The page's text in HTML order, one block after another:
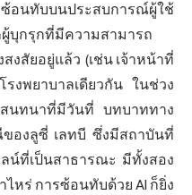
ซ้อนทับบนประสบการณ์ผู้ใช้
บุกรุกที่มีความสามารถ
งสัยอยู่แล้ว (เช่น เจ้าหน้าที่
งพยาบาลเดียวกัน ในช่วง
สนทนาที่มีวันที่ บทบาททาง
องลูซี่ เลทบี ซึ่งมีสถาบันที่
น์ที่เป็นสาธารณะ มีทั้งสอง
หร่ การซ้อนทับด้วย AI ก็ยิ่ง